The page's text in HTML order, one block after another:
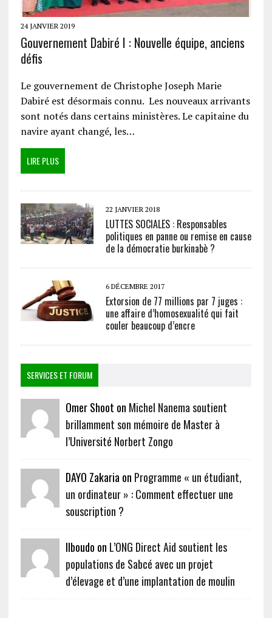
24 JANVIER 2019
Gouvernement Dabiré I : Nouvelle équipe, anciens
défis
Le gouvernement de Christophe Joseph Marie
Dabiré est désormais connu. Les nouveaux arrivants
sont notés dans certains ministères. Le capitaine du
navire ayant changé, les…
LIRE PLUS
22 JANVIER 2018
LUTTES SOCIALES : Responsables
politiques en panne ou remise en cause
de la démocratie burkinabè ?
6 DÉCEMBRE 2017
Extorsion de 77 millions par 7 juges :
une affaire d’homosexualité qui fait
couler beaucoup d’encre
SERVICES ET FORUM
Omer Shoot on Michel Nanema soutient
brillamment son mémoire de Master à
l’Université Norbert Zongo
DAYO Zakaria on Programme « un étudiant,
un ordinateur » : Comment effectuer une
souscription ?
Ilboudo on L’ONG Direct Aid soutient les
populations de Sabcé avec un projet
d’élevage et d’une implantation de moulin